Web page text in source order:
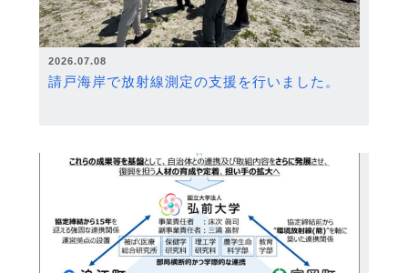
2026.07.08
請戸海岸で放射線測定の支援を行いました。